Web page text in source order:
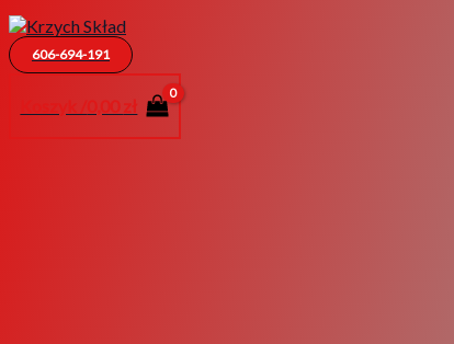
606-694-191
zł